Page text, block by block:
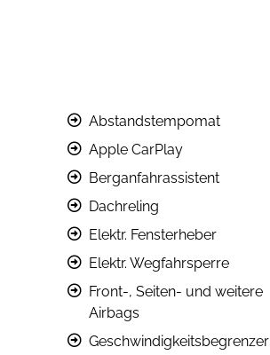
Abstandstempomat
Apple CarPlay
Berganfahrassistent
Dachreling
Elektr. Fensterheber
Elektr. Wegfahrsperre
Front-, Seiten- und weitere
Airbags
Geschwindigkeitsbegrenzer